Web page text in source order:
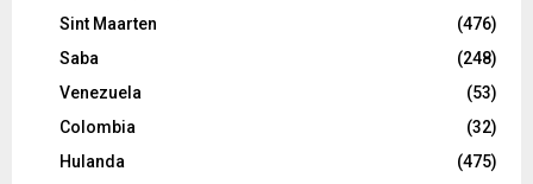
Sint Maarten
(476)
Saba
(248)
Venezuela
(53)
Colombia
(32)
Hulanda
(475)